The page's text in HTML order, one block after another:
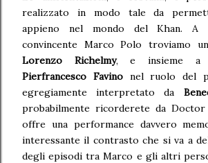
realizzato in modo tale da
appieno nel mondo del Khan. A
convincente Marco Polo troviamo
Lorenzo Richelmy, e insieme a
Pierfrancesco Favino nel ruolo del
egregiamente interpretato da
probabilmente ricorderete da
offre una performance davvero
interessante il contrasto che si va a
degli episodi tra Marco e gli altri